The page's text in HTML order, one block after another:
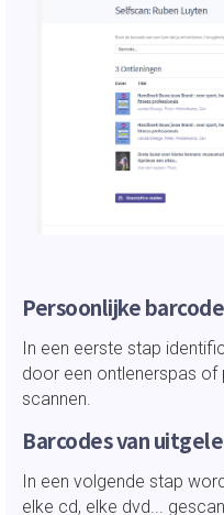
Persoonlijke
In een eerste stap
door een ontlenerspas
scannen.
Barcodes van
In een volgende stap
elke cd, elke dvd...